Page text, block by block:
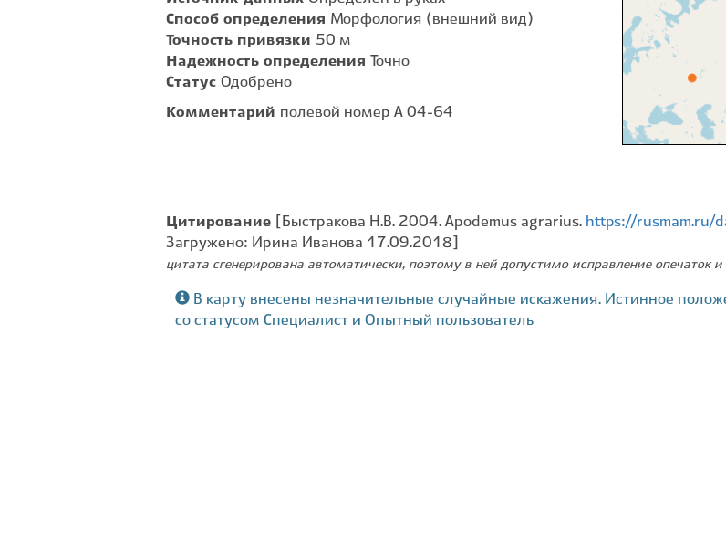
Способ определения Морфология (внешний вид)
Точность привязки 50 м
Надежность определения
Точно
Статус Одобрено
Комментарий полевой номер А 04-64
Цитирование [Быстракова Н.В. 2004. Apodemus agrarius. https://rusmam.ru/
Загружено: Ирина Иванова 17.09.2018]
цитата сгенерирована автоматически, поэтому в ней допустимо исправление опечаток
В карту внесены незначительные случайные искажения. Истинное
со статусом Специалист и Опытный пользователь